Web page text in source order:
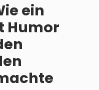
ein
Humor